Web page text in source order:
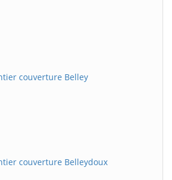
couverture Belley
couverture Belleydoux